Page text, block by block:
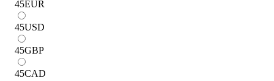
45EUR
45USD
45GBP
45CAD